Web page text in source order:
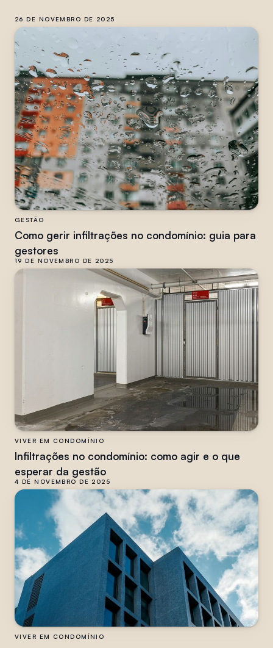
26 DE NOVEMBRO DE 2025
GESTÃO
Como gerir infiltrações no condomínio: guia para
gestores
19 DE NOVEMBRO DE 2025
VIVER EM CONDOMÍNIO
Infiltrações no condomínio: como agir e o que
esperar da gestão
4 DE NOVEMBRO DE 2025
VIVER EM CONDOMÍNIO